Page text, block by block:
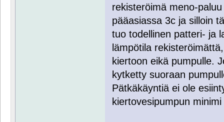
rekisteröimä meno-
pääasiassa 3c ja silloin
tuo todellinen patteri- ja
lämpötila
kiertoon eikä pumpulle.
kytketty suoraan
Pätkäkäyntiä ei ole
kiertovesipumpun